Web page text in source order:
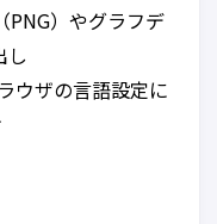
PNG）やグラフデ
し
ウザの言語設定に